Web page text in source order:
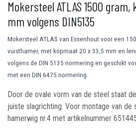
Mokersteel ATLAS 1500
mm volgens DIN5135
Mokersteel ATLAS van Essenhout voor een
vuisthamer, met kopmaat 20 x 33,5 mm en
volgens de DIN 5135 normering en geschikt
met een DIN 6475 normering.
Door de ovale vorm van de steel staat
juiste slagrichting. Voor montage van
hamerwig nr.4 met artikelnummer